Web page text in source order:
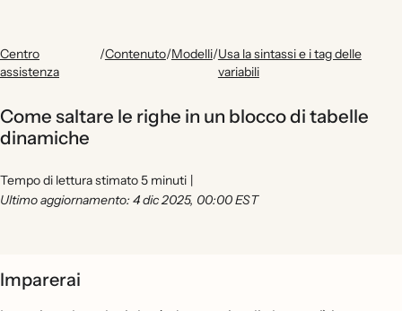
Centro
assistenza
/Contenuto/Modelli/Usa la sintassi e i tag delle
variabili
Come saltare le righe in un blocco di tabelle
dinamiche
Tempo di lettura stimato 5 minuti |
Ultimo aggiornamento: 4 dic 2025, 00:00 EST
Imparerai